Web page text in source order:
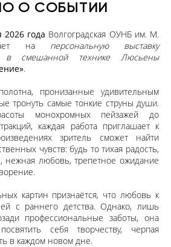
О СОБЫТИИ
года Волгоградская ОУНБ им. М.
на персональную выставку
в смешанной технике Люсьены
.
пронизанные удивительным
тронуть самые тонкие струны души.
монохромных пейзажей до
каждая работа приглашает к
зритель сможет найти
чувств: будь то тихая радость,
нежная любовь, трепетное ожидание
картин признаётся, что любовь к
с раннего детства. Однако, лишь
профессиональные заботы, она
себя творчеству, черпая
в каждом новом дне.